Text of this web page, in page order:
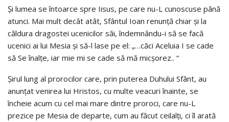
Și lumea se întoarce spre Iisus, pe care nu-L cunoscuse până
atunci. Mai mult decât atât, Sfântul Ioan renunță chiar și la
căldura dragostei ucenicilor săi, îndemnându-i să se facă
ucenici ai lui Mesia și să-l lase pe el: „…căci Aceluia I se cade
să Se înalțe, iar mie mi se cade să mă micșorez.. “
Șirul lung al prorocilor care, prin puterea Duhului Sfânt, au
anunțat venirea lui Hristos, cu multe veacuri înainte, se
încheie acum cu cel mai mare dintre proroci, care nu-L
prezice pe Mesia de departe, cum au făcut ceilalți, ci îl arată